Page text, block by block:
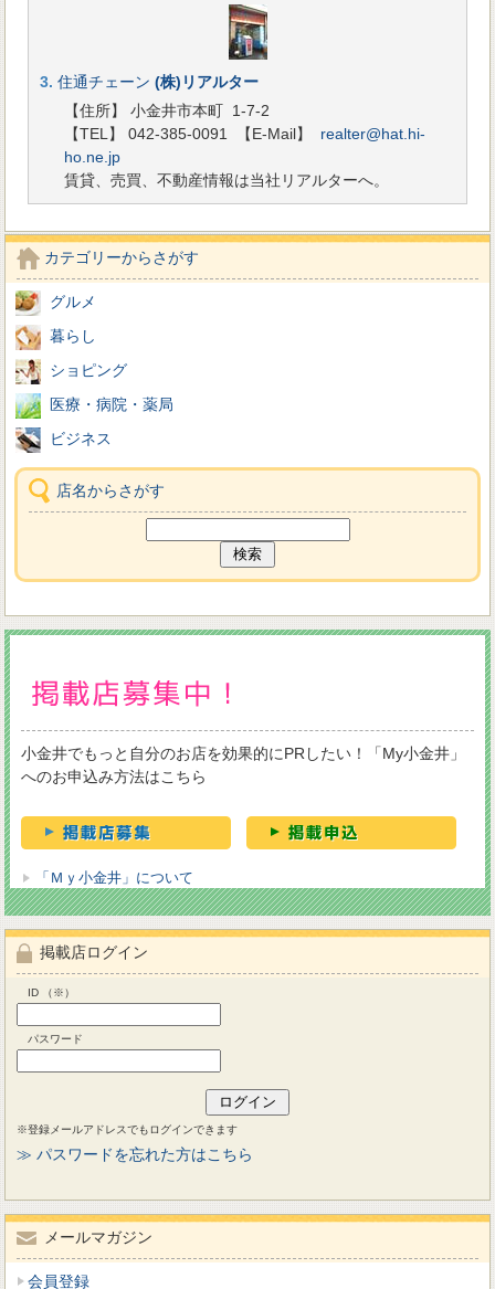
3. 住通チェーン (株)リアルター
【住所】 小金井市本町 1-7-2
【TEL】 042-385-0091
【E-Mail】 realter@hat.hi-
ho.ne.jp
賃貸、売買、不動産情報は当社リアルターへ。
カテゴリーからさがす
グルメ
暮らし
ショピング
医療・病院・薬局
ビジネス
店名からさがす
小金井でもっと自分のお店を効果的にPRしたい！「My小金井」
へのお申込み方法はこちら
「Ｍｙ小金井」について
掲載店ログイン
ID （※）
パスワード
※登録メールアドレスでもログインできます
≫ パスワードを忘れた方はこちら
メールマガジン
会員登録